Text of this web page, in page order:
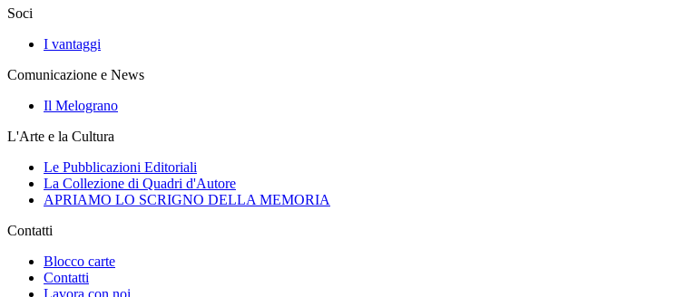
Soci
I vantaggi
Comunicazione e News
Il Melograno
L'Arte e la Cultura
Le Pubblicazioni Editoriali
La Collezione di Quadri d'Autore
APRIAMO LO SCRIGNO DELLA MEMORIA
Contatti
Blocco carte
Contatti
Lavora con noi